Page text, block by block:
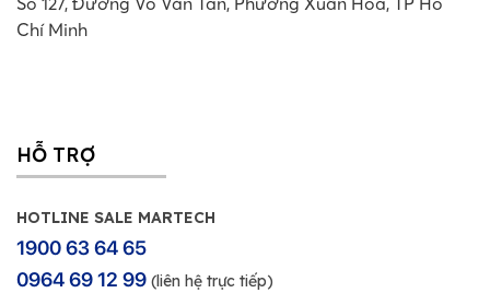
Chí Minh
HỖ TRỢ
HOTLINE SALE MARTECH
1900 63 64 65
0964 69 12 99 (liên hệ trực tiếp)